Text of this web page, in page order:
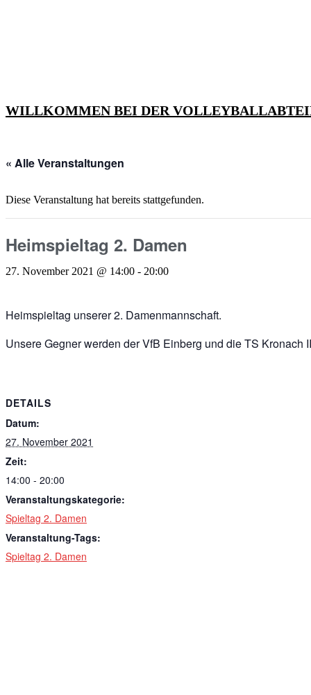
WILLKOMMEN BEI DER
« Alle Veranstaltungen
Diese Veranstaltung hat bereits stattgefunden.
Heimspieltag 2. Damen
27. November 2021 @ 14:00 - 20:00
Heimspieltag unserer 2. Damenmannschaft.
Unsere Gegner werden der VfB Einberg und die TS Kronach
DETAILS
Datum:
27. November 2021
Zeit:
14:00 - 20:00
Veranstaltungskategorie:
Spieltag 2. Damen
Veranstaltung-Tags:
Spieltag 2. Damen